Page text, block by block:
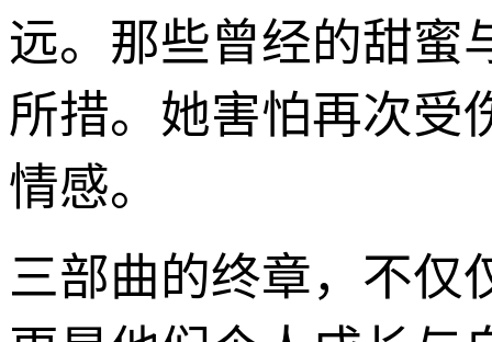
远。那些曾经的甜蜜
所措。她害怕再次受
情感。
三部曲的终章，不仅